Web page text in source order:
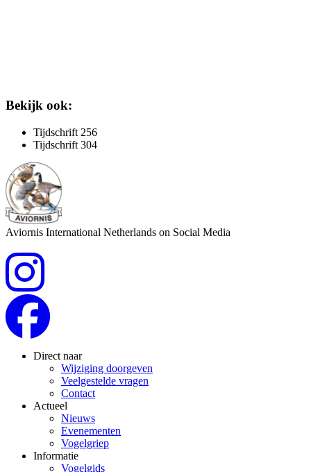
Bekijk ook:
Tijdschrift 256
Tijdschrift 304
Aviornis International Netherlands on Social Media
Direct naar
Wijziging doorgeven
Veelgestelde vragen
Contact
Actueel
Nieuws
Evenementen
Vogelgriep
Informatie
Vogelgids